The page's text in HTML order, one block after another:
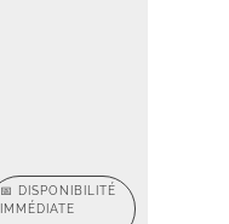
📅 DISPONIBILITÉ
IMMÉDIATE